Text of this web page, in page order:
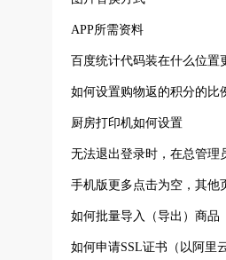
APP所需资料
百度统计代码装在什么位置
如何设置购物返的积分的比
厨房打印机如何设置
无法退出登录时，在总管理
手机版更多点击为空，其他
如何批量导入（导出）商品
如何申请SSL证书（以阿里